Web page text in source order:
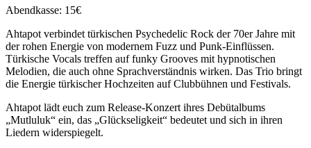
Abendkasse: 15€
Ahtapot verbindet türkischen Psychedelic Rock der 70er Jahre mit
der rohen Energie von modernem Fuzz und Punk-Einflüssen.
Türkische Vocals treffen auf funky Grooves mit hypnotischen
Melodien, die auch ohne Sprachverständnis wirken. Das Trio bringt
die Energie türkischer Hochzeiten auf Clubbühnen und Festivals.
Ahtapot lädt euch zum Release-Konzert ihres Debütalbums
„Mutluluk“ ein, das „Glückseligkeit“ bedeutet und sich in ihren
Liedern widerspiegelt.